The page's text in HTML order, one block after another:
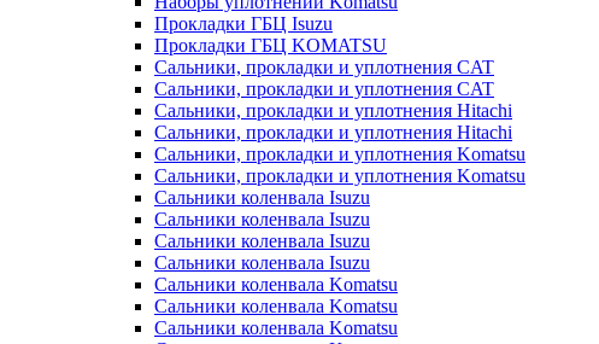
Прокладки ГБЦ Isuzu
Прокладки ГБЦ KOMATSU
Сальники, прокладки и уплотнения CAT
Сальники, прокладки и уплотнения CAT
Сальники, прокладки и уплотнения Hitachi
Сальники, прокладки и уплотнения Hitachi
Сальники, прокладки и уплотнения Komatsu
Сальники, прокладки и уплотнения Komatsu
Сальники коленвала Isuzu
Сальники коленвала Isuzu
Сальники коленвала Isuzu
Сальники коленвала Isuzu
Сальники коленвала Komatsu
Сальники коленвала Komatsu
Сальники коленвала Komatsu